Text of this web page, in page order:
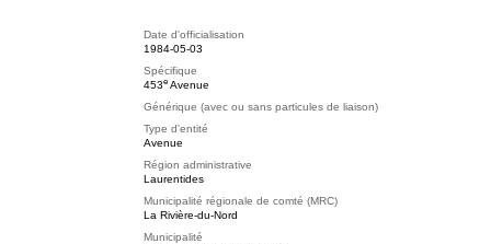
Date d'officialisation
1984-05-03
Spécifique
453e Avenue
Générique (avec ou sans particules de liaison)
Type d'entité
Avenue
Région administrative
Laurentides
Municipalité régionale de comté (MRC)
La Rivière-du-Nord
Municipalité